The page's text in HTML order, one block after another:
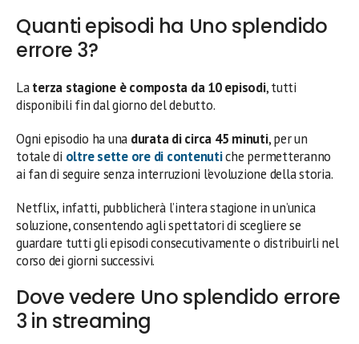
Quanti episodi ha Uno splendido
errore 3?
Laterza stagione è composta da 10 episodi, tutti
disponibili fin dal giorno del debutto.
Ogni episodio ha una durata di circa 45 minuti, per un
totale di oltre sette ore di contenutiche permetteranno
ai fan di seguire senza interruzioni l’evoluzione della storia.
Netflix, infatti, pubblicherà l’intera stagione in un’unica
soluzione, consentendo agli spettatori di scegliere se
guardare tutti gli episodi consecutivamente o distribuirli nel
corso dei giorni successivi.
Dove vedere Uno splendido errore
3 in streaming